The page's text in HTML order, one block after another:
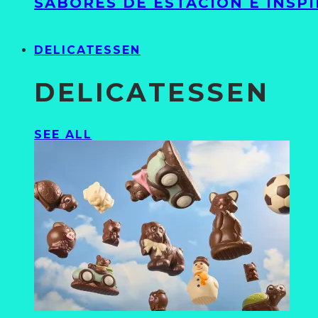
DELICATESSEN
DELICATESSEN
SEE ALL